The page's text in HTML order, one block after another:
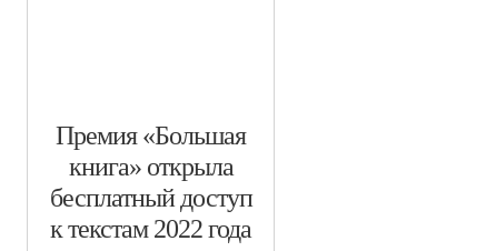
​Премия «Большая
книга» открыла
бесплатный доступ
к текстам 2022 года